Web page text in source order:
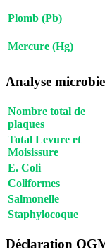
Plomb (Pb)
Mercure (Hg)
Analyse
Nombre total de
plaques
Total Levure et
Moisissure
E. Coli
Coliformes
Salmonelle
Staphylocoque
Déclaration